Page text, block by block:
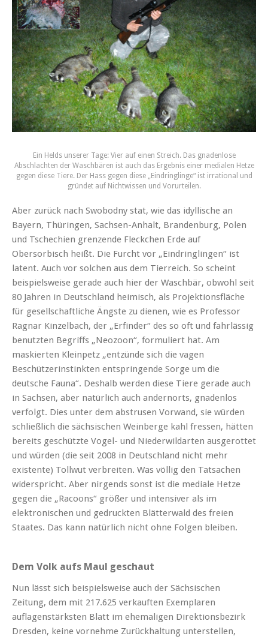
Ein Helds unserer Tage: Vier auf einen Streich. Das gnadenlose
Abschlachten der Waschbären ist auch das Ergebnis einer medialen Hetze
gegen diese Tiere. Der Hass gegen diese „Eindringlinge“ ist irrational und
gründet auf Nichtwissen und Vorurteilen.
Aber zurück nach Swobodny stat, wie das idyllische an
Bayern, Thüringen, Sachsen-Anhalt, Brandenburg, Polen
und Tschechien grenzende Fleckchen Erde auf
Obersorbisch heißt. Die Furcht vor „Eindringlingen“ ist
latent. Auch vor solchen aus dem Tierreich. So scheint
beispielsweise gerade auch hier der Waschbär, obwohl seit
80 Jahren in Deutschland heimisch, als Projektionsfläche
für gesellschaftliche Ängste zu dienen, wie es Professor
Ragnar Kinzelbach, der „Erfinder“ des so oft und fahrlässig
benutzten Begriffs „Neozoon“, formuliert hat. Am
maskierten Kleinpetz „entzünde sich die vagen
Beschützerinstinkten entspringende Sorge um die
deutsche Fauna“. Deshalb werden diese Tiere gerade auch
in Sachsen, aber natürlich auch andernorts, gnadenlos
verfolgt. Dies unter dem abstrusen Vorwand, sie würden
schließlich die sächsischen Weinberge kahl fressen, hätten
bereits geschützte Vogel- und Niederwildarten ausgerottet
und würden (die seit 2008 in Deutschland nicht mehr
existente) Tollwut verbreiten. Was völlig den Tatsachen
widerspricht. Aber nirgends sonst ist die mediale Hetze
gegen die „Racoons“ größer und intensiver als im
elektronischen und gedruckten Blätterwald des freien
Staates. Das kann natürlich nicht ohne Folgen bleiben.
Dem Volk aufs Maul geschaut
Nun lässt sich beispielsweise auch der Sächsischen
Zeitung, dem mit 217.625 verkauften Exemplaren
auflagenstärksten Blatt im ehemaligen Direktionsbezirk
Dresden, keine vornehme Zurückhaltung unterstellen,